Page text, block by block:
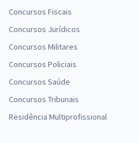
Concursos Fiscais
Concursos Jurídicos
Concursos Militares
Concursos Policiais
Concursos Saúde
Concursos Tribunais
Residência Multiprofissional